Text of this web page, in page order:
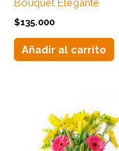
Bouquet Elegante
$135.000
Añadir al carrito